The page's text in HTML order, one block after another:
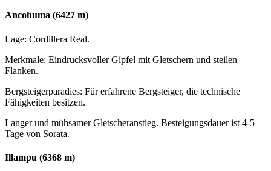
Ancohuma (6427 m)
Lage: Cordillera Real.
Merkmale: Eindrucksvoller Gipfel mit Gletschern und steilen
Flanken.
Bergsteigerparadies: Für erfahrene Bergsteiger, die technische
Fähigkeiten besitzen.
Langer und mühsamer Gletscheranstieg. Besteigungsdauer ist 4-5
Tage von Sorata.
Illampu (6368 m)